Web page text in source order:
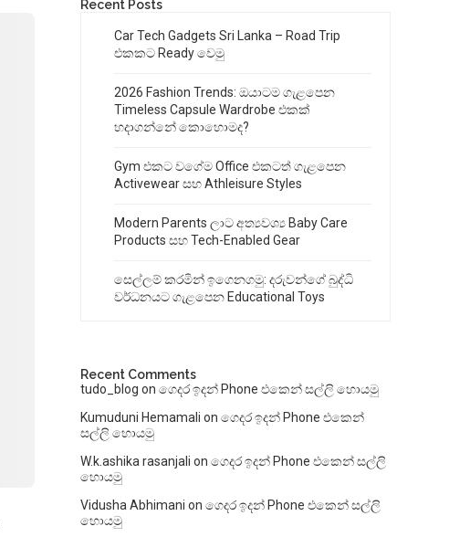
Recent Posts
Car Tech Gadgets Sri Lanka – Road Trip
එකකට Ready වෙමු
2026 Fashion Trends: ඔයාටම ගැළපෙන
Timeless Capsule Wardrobe එකක්
හදාගන්නේ කොහොමද?
Gym එකට වගේම Office එකටත් ගැළපෙන
Activewear සහ Athleisure Styles
Modern Parents ලාට අත්‍යවශ්‍ය Baby Care
Products සහ Tech-Enabled Gear
සෙල්ලම් කරමින් ඉගෙනගමු: දරුවන්ගේ බුද්ධි
වර්ධනයට ගැළපෙන Educational Toys
Recent Comments
tudo_blog on ගෙදර ඉදන් Phone එකෙන් සල්ලි හොයමු
Kumuduni Hemamali on ගෙදර ඉදන් Phone එකෙන්
සල්ලි හොයමු
W.k.ashika rasanjali on ගෙදර ඉදන් Phone එකෙන් සල්ලි
හොයමු
Vidusha Abhimani on ගෙදර ඉදන් Phone එකෙන් සල්ලි
හොයමු